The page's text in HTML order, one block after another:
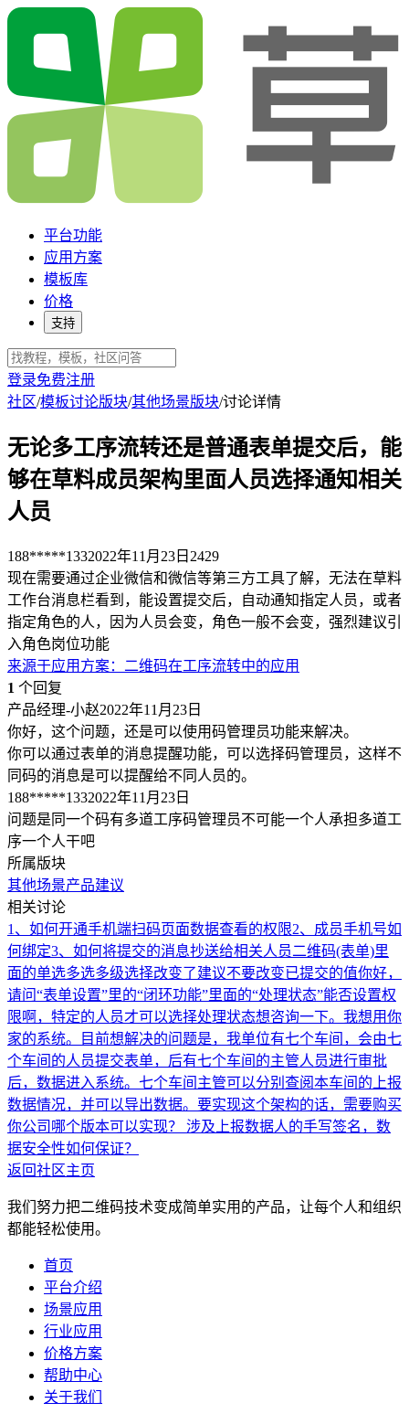
平台功能
应用方案
模板库
价格
支持
登录免费注册
社区/模板讨论版块/其他场景版块/讨论详情
无论多工序流转还是普通表单提交后，能
够在草料成员架构里面人员选择通知相关
人员
188*****1332022年11月23日 2429
现在需要通过企业微信和微信等第三方工具了解，无法在草料
工作台消息栏看到，能设置提交后，自动通知指定人员，或者
指定角色的人，因为人员会变，角色一般不会变，强烈建议引
入角色岗位功能
来源于应用方案： 二维码在工序流转中的应用
1 个回复
产品经理-小赵2022年11月23日
你好，这个问题，还是可以使用码管理员功能来解决。
你可以通过表单的消息提醒功能，可以选择码管理员，这样不
同码的消息是可以提醒给不同人员的。
188*****1332022年11月23日
问题是同一个码有多道工序码管理员不可能一个人承担多道工
序一个人干吧
所属版块
其他场景产品建议
相关讨论
1、如何开通手机端扫码页面数据查看的权限2、成员手机号如
何绑定3、如何将提交的消息抄送给相关人员二维码(表单)里
面的单选多选多级选择改变了建议不要改变已提交的值你好，
请问“表单设置”里的“闭环功能”里面的“处理状态”能否设置权
限啊，特定的人员才可以选择处理状态想咨询一下。我想用你
家的系统。目前想解决的问题是，我单位有七个车间，会由七
个车间的人员提交表单，后有七个车间的主管人员进行审批
后，数据进入系统。七个车间主管可以分别查阅本车间的上报
数据情况，并可以导出数据。要实现这个架构的话，需要购买
你公司哪个版本可以实现？ 涉及上报数据人的手写签名，数
据安全性如何保证？
返回社区主页
我们努力把二维码技术变成简单实用的产品，让每个人和组织
都能轻松使用。
首页
平台介绍
场景应用
行业应用
价格方案
帮助中心
关于我们